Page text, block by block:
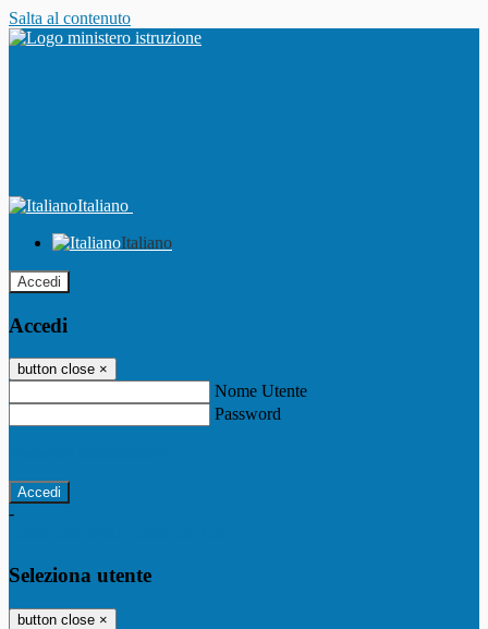
Salta al contenuto
Italiano
Italiano
Accedi
Accedi
button close ×
Nome Utente
Password
-
Seleziona utente
button close ×